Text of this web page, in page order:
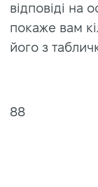
відповіді на
покаже вам
його з
88